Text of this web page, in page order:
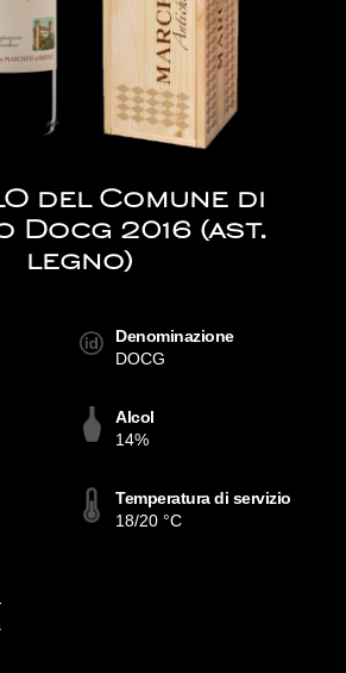
del Comune di
Docg 2016 (ast.
legno)
Denominazione
DOCG
Alcol
14%
Temperatura di servizio
18/20 °C